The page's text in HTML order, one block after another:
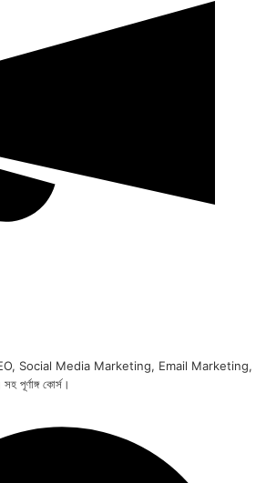
Social Media Marketing, Email Marketing,
কোর্স।